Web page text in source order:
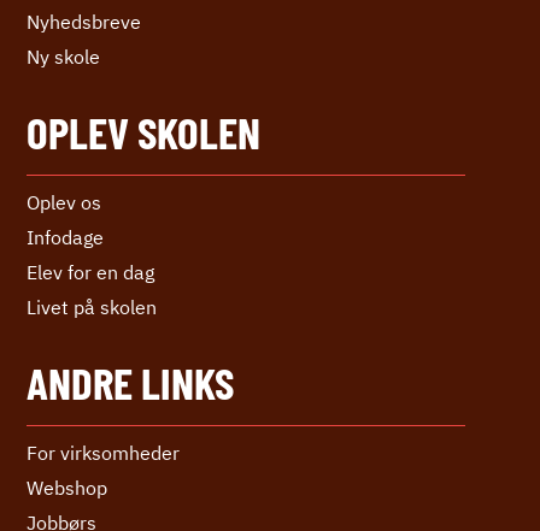
Nyhedsbreve
Ny skole
OPLEV SKOLEN
Oplev os
Infodage
Elev for en dag
Livet på skolen
ANDRE LINKS
For virksomheder
Webshop
Jobbørs